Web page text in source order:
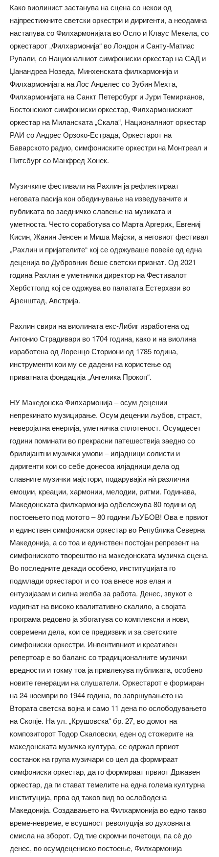
Како виолинист застанува на сцена со некои од
најпрестижните светски оркестри и диригенти, а неодамна
настапува со Филхармонијата во Осло и Клаус Мекела, со
оркестарот „Филхармонија“ во Лондон и Санту-Матиас
Рували, со Националниот симфониски оркестар на САД и
Џанандреа Нозеда, Минхенската филхармонија и
Филхармонијата на Лос Анџелес со Зубин Мехта,
Филхармонијата на Санкт Петерсбург и Јури Темирканов,
Бостонскиот симфониски оркестар, Филхармонискиот
оркестар на Миланската „Скала“, Националниот оркестар
РАИ со Андрес Орзоко-Естрада, Оркестарот на
Баварското радио, симфониските оркестри на Монтреал и
Питсбург со Манфред Хонек.
Музичките фестивали на Рахлин ја рефлектираат
неговата пасија кон обединување на изведувачите и
публиката во заедничко славење на музиката и
уметноста. Често соработува со Марта Аргерих, Евгениј
Кисин, Жанин Јенсен и Миша Мајски, а неговиот фестивал
„Рахлин и пријателите“ кој се одржуваше повеќе од една
деценија во Дубровник беше светски признат. Од 2021
година Рахлин е уметнички директор на Фестивалот
Хербстголд кој се одржува во палатата Естерхази во
Ајзенштад, Австрија.
Рахлин свири на виолината екс-Либиг изработена од
Антонио Страдивари во 1704 година, како и на виолина
изработена од Лоренцо Сториони од 1785 година,
инструменти кои му се дадени на користење од
приватната фондација „Ангелика Прокоп“.
НУ Македонска Филхармонија – осум децении
непрекинато музицирање. Осум децении љубов, страст,
неверојатна енергија, уметничка сплотеност. Осумдесет
години поминати во прекрасни патешествија заедно со
брилијантни музички умови – илјадници солисти и
диригенти кои со себе донесоа илјадници дела од
славните музички мајстори, подарувајќи нѝ различни
емоции, креации, хармонии, мелодии, ритми. Годинава,
Македонската филхармонија одбележува 80 години од
постоењето под мотото – 80 години ЉУБОВ! Ова е првиот
и единствен симфониски оркестар во Република Северна
Македонија, а со тоа и единствен постојан репрезент на
симфониското творештво на македонската музичка сцена.
Во последните декади особено, институцијата го
подмлади оркестарот и со тоа внесе нов елан и
ентузијазам и силна желба за работа. Денес, звукот е
издигнат на високо квалитативно скалило, а својата
програма редовно ја збогатува со комплексни и нови,
современи дела, кои се предизвик и за светските
симфониски оркестри. Инвентивниот и креативен
репертоар е во баланс со традиционалните музички
вредности и токму тоа ја привлекува публиката, особено
новите генерации на слушатели. Оркестарот е формиран
на 24 ноември во 1944 година, по завршувањето на
Втората светска војна и само 11 дена по ослободувањето
на Скопје. На ул. „Крушовска“ бр. 27, во домот на
композиторот Тодор Скаловски, еден од стожерите на
македонската музичка култура, се одржал првиот
состанок на група музичари со цел да формираат
симфониски оркестар, да го формираат првиот Државен
оркестар, да ги стават темелите на една голема културна
институција, прва од таков вид во ослободена
Македонија. Создавањето на Филхармонија во едно такво
време-невреме, е всушност револуција во духовната
смисла на зборот. Од тие скромни почетоци, па сѐ до
денес, во осумдецениско постоење, Филхармонија